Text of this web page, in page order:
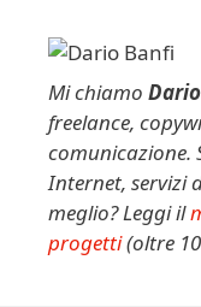
Mi chiamo
freelance,
comunicazione.
Internet, servizi
meglio? Leggi il
progetti(oltre